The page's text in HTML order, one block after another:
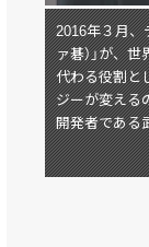
2016年３月、
ァ碁）」が、
代わる役割と
ジーが変える
開発者である